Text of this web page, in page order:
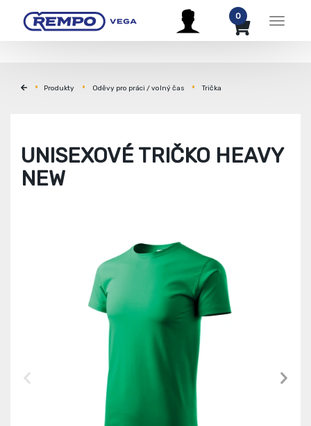
Menu
0
Produkty Oděvy pro práci / volný čas Trička
UNISEXOVÉ TRIČKO HEAVY
NEW